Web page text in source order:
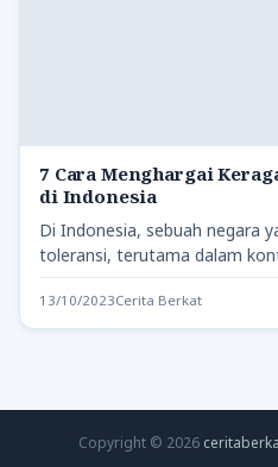
7 Cara Menghargai
di Indonesia
Di Indonesia, sebuah negara
toleransi, terutama dalam
kita telah lama menyadari…
13/10/2023Cerita Berkat
Copyright © 2026